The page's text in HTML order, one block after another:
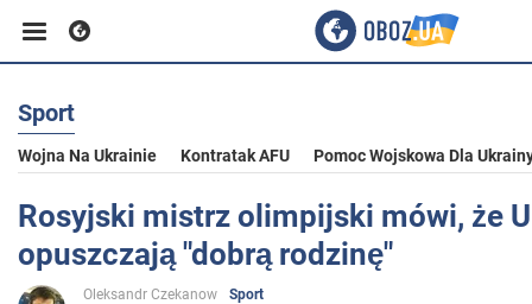
Biznes
Sport
Rozrywka
Sport
Wojna Na Ukrainie Kontratak AFU Pomoc Wojskowa Dla
Rosyjski mistrz olimpijski mówi, że
opuszczają "dobrą rodzinę"
Oleksandr Czekanow
Sport